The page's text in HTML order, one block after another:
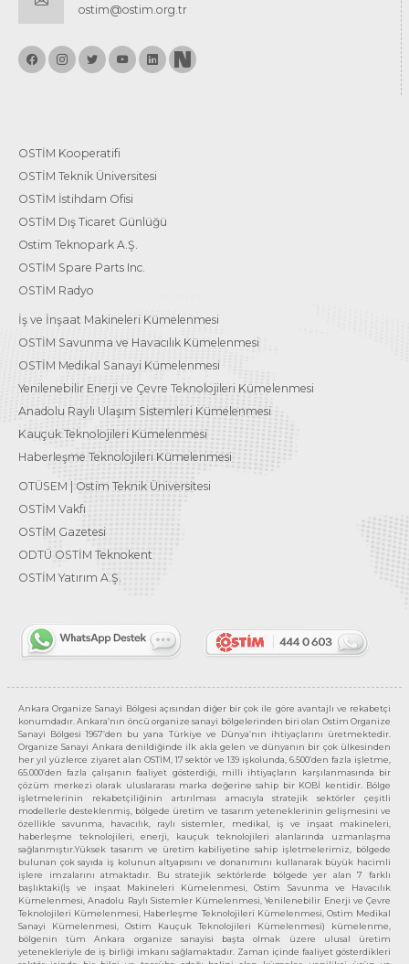
ostim@ostim.org.tr
OSTİM Kooperatifi
OSTİM Teknik Üniversitesi
OSTİM İstihdam Ofisi
OSTİM Dış Ticaret Günlüğü
Ostim Teknopark A.Ş.
OSTİM Spare Parts Inc.
OSTİM Radyo
İş ve İnşaat Makineleri Kümelenmesi
OSTİM Savunma ve Havacılık Kümelenmesi
OSTİM Medikal Sanayi Kümelenmesi
Yenilenebilir Enerji ve Çevre Teknolojileri Kümelenmesi
Anadolu Raylı Ulaşım Sistemleri Kümelenmesi
Kauçuk Teknolojileri Kümelenmesi
Haberleşme Teknolojileri Kümelenmesi
OTÜSEM | Ostim Teknik Üniversitesi
OSTİM Vakfı
OSTİM Gazetesi
ODTÜ OSTİM Teknokent
OSTİM Yatırım A.Ş.
Ankara Organize Sanayi Bölgesi açısından diğer bir çok ile göre avantajlı ve rekabetçi
konumdadır. Ankara’nın öncü organize sanayi bölgelerinden biri olan Ostim Organize
Sanayi Bölgesi 1967’den bu yana Türkiye ve Dünya’nın ihtiyaçlarını üretmektedir.
Organize Sanayi Ankara denildiğinde ilk akla gelen ve dünyanın bir çok ülkesinden
her yıl yüzlerce ziyaret alan OSTİM, 17 sektör ve 139 işkolunda, 6.500’den fazla işletme,
65.000’den fazla çalışanın faaliyet gösterdiği, milli ihtiyaçların karşılanmasında bir
çözüm merkezi olarak uluslararası marka değerine sahip bir KOBİ kentidir. Bölge
işletmelerinin rekabetçiliğinin artırılması amacıyla stratejik sektörler çeşitli
modellerle desteklenmiş, bölgede üretim ve tasarım yeteneklerinin gelişmesini ve
özellikle savunma, havacılık, raylı sistemler, medikal, iş ve inşaat makineleri,
haberleşme teknolojileri, enerji, kauçuk teknolojileri alanlarında uzmanlaşma
sağlanmıştır.Yüksek tasarım ve üretim kabiliyetine sahip işletmelerimiz, bölgede
bulunan çok sayıda iş kolunun altyapısını ve donanımını kullanarak büyük hacimli
işlere imzalarını atmaktadır. Bu stratejik sektörlerde bölgede yer alan 7 farklı
başlıktaki(İş ve inşaat Makineleri Kümelenmesi, Ostim Savunma ve Havacılık
Kümelenmesi, Anadolu Raylı Sistemler Kümelenmesi, Yenilenebilir Enerji ve Çevre
Teknolojileri Kümelenmesi, Haberleşme Teknolojileri Kümelenmesi, Ostim Medikal
Sanayi Kümelenmesi, Ostim Kauçuk Teknolojileri Kümelenmesi) kümelenme,
bölgenin tüm Ankara organize sanayisi başta olmak üzere ulusal üretim
yetenekleriyle de iş birliği imkanı sağlamaktadır. Zaman içinde faaliyet gösterdikleri